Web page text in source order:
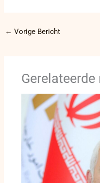
← Vorige Bericht